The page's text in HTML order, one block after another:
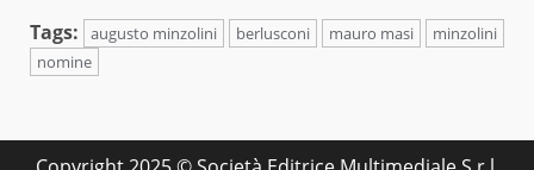
Tags: augusto minzolini berlusconi mauro masi
minzolini
nomine